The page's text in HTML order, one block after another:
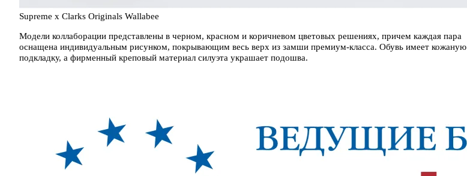
Supreme x Clarks Originals Wallabee
Модели коллаборации представлены в черном, красном и коричневом цветовых решениях, причем каждая пара
оснащена индивидуальным рисунком, покрывающим весь верх из замши премиум-класса. Обувь имеет кожаную
подкладку, а фирменный креповый материал силуэта украшает подошва.